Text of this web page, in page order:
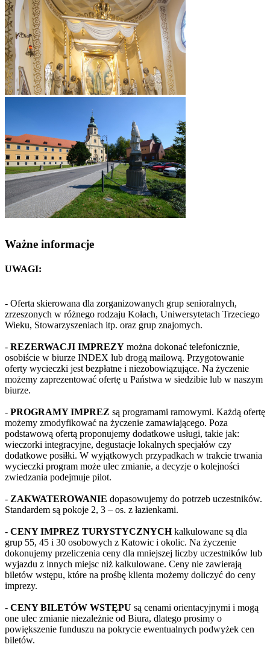
Ważne informacje
UWAGI:
- Oferta skierowana dla zorganizowanych grup senioralnych,
zrzeszonych w różnego rodzaju Kołach, Uniwersytetach Trzeciego
Wieku, Stowarzyszeniach itp. oraz grup znajomych.
- REZERWACJI IMPREZY można dokonać telefonicznie,
osobiście w biurze INDEX lub drogą mailową. Przygotowanie
oferty wycieczki jest bezpłatne i niezobowiązujące. Na życzenie
możemy zaprezentować ofertę u Państwa w siedzibie lub w naszym
biurze.
- PROGRAMY IMPREZ są programami ramowymi. Każdą ofertę
możemy zmodyfikować na życzenie zamawiającego. Poza
podstawową ofertą proponujemy dodatkowe usługi, takie jak:
wieczorki integracyjne, degustacje lokalnych specjałów czy
dodatkowe posiłki. W wyjątkowych przypadkach w trakcie trwania
wycieczki program może ulec zmianie, a decyzje o kolejności
zwiedzania podejmuje pilot.
- ZAKWATEROWANIE dopasowujemy do potrzeb uczestników.
Standardem są pokoje 2, 3 – os. z łazienkami.
- CENY IMPREZ TURYSTYCZNYCHkalkulowane są dla
grup 55, 45 i 30 osobowych z Katowic i okolic. Na życzenie
dokonujemy przeliczenia ceny dla mniejszej liczby uczestników lub
wyjazdu z innych miejsc niż kalkulowane. Ceny nie zawierają
biletów wstępu, które na prośbę klienta możemy doliczyć do ceny
imprezy.
- CENY BILETÓW WSTĘPU są cenami orientacyjnymi i mogą
one ulec zmianie niezależnie od Biura, dlatego prosimy o
powiększenie funduszu na pokrycie ewentualnych podwyżek cen
biletów.